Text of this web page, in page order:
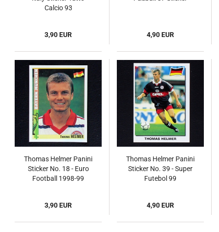
Calcio 93
3,90 EUR 4,90 EUR
Thomas Helmer Panini
Sticker No. 18 - Euro
Football 1998-99
3,90 EUR
Thomas Helmer Panini
Sticker No. 39 - Super
Futebol 99
4,90 EUR